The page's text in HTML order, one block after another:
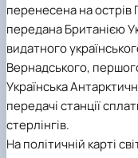
перенесена на острів
передана Британією
видатного
Вернадського,
Українська
передачі станції
стерлінгів.
На політичній карті